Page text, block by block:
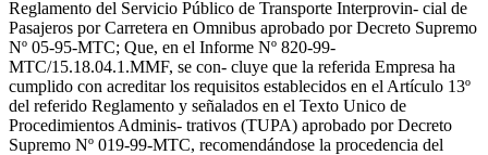
Reglamento del Servicio Público de Transporte Interprovin- cial de
Pasajeros por Carretera en Omnibus aprobado por Decreto Supremo
Nº 05-95-MTC; Que, en el Informe Nº 820-99-
MTC/15.18.04.1.MMF, se con- cluye que la referida Empresa ha
cumplido con acreditar los requisitos establecidos en el Artículo 13º
del referido Reglamento y señalados en el Texto Unico de
Procedimientos Adminis- trativos (TUPA) aprobado por Decreto
Supremo Nº 019-99-MTC, recomendándose la procedencia del